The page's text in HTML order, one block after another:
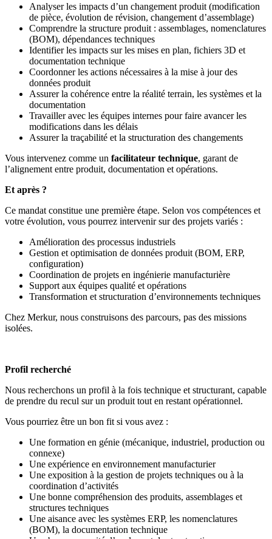
Analyser les impacts d’un changement produit (modification
de pièce, évolution de révision, changement d’assemblage)
Comprendre la structure produit : assemblages, nomenclatures
(BOM), dépendances techniques
Identifier les impacts sur les mises en plan, fichiers 3D et
documentation technique
Coordonner les actions nécessaires à la mise à jour des
données produit
Assurer la cohérence entre la réalité terrain, les systèmes et la
documentation
Travailler avec les équipes internes pour faire avancer les
modifications dans les délais
Assurer la traçabilité et la structuration des changements
Vous intervenez comme un facilitateur technique, garant de
l’alignement entre produit, documentation et opérations.
Et après ?
Ce mandat constitue une première étape. Selon vos compétences et
votre évolution, vous pourrez intervenir sur des projets variés :
Amélioration des processus industriels
Gestion et optimisation de données produit (BOM, ERP,
configuration)
Coordination de projets en ingénierie manufacturière
Support aux équipes qualité et opérations
Transformation et structuration d’environnements techniques
Chez Merkur, nous construisons des parcours, pas des missions
isolées.
Profil recherché
Nous recherchons un profil à la fois technique et structurant, capable
de prendre du recul sur un produit tout en restant opérationnel.
Vous pourriez être un bon fit si vous avez :
Une formation en génie (mécanique, industriel, production ou
connexe)
Une expérience en environnement manufacturier
Une exposition à la gestion de projets techniques ou à la
coordination d’activités
Une bonne compréhension des produits, assemblages et
structures techniques
Une aisance avec les systèmes ERP, les nomenclatures
(BOM), la documentation technique